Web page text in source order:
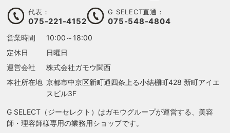
代表：
075-221-4152
G SELECT直通：
075-548-4804
営業時間
10:00～18:00
定休日
日曜日
運営会社
株式会社ガモウ関西
本社所在地 京都市中京区新町通四条上る小結棚町428 新町アイエ
スビル3F
G SELECT（ジーセレクト）はガモウグループが運営する、美容
師・理容師様専用の業務用ショップです。